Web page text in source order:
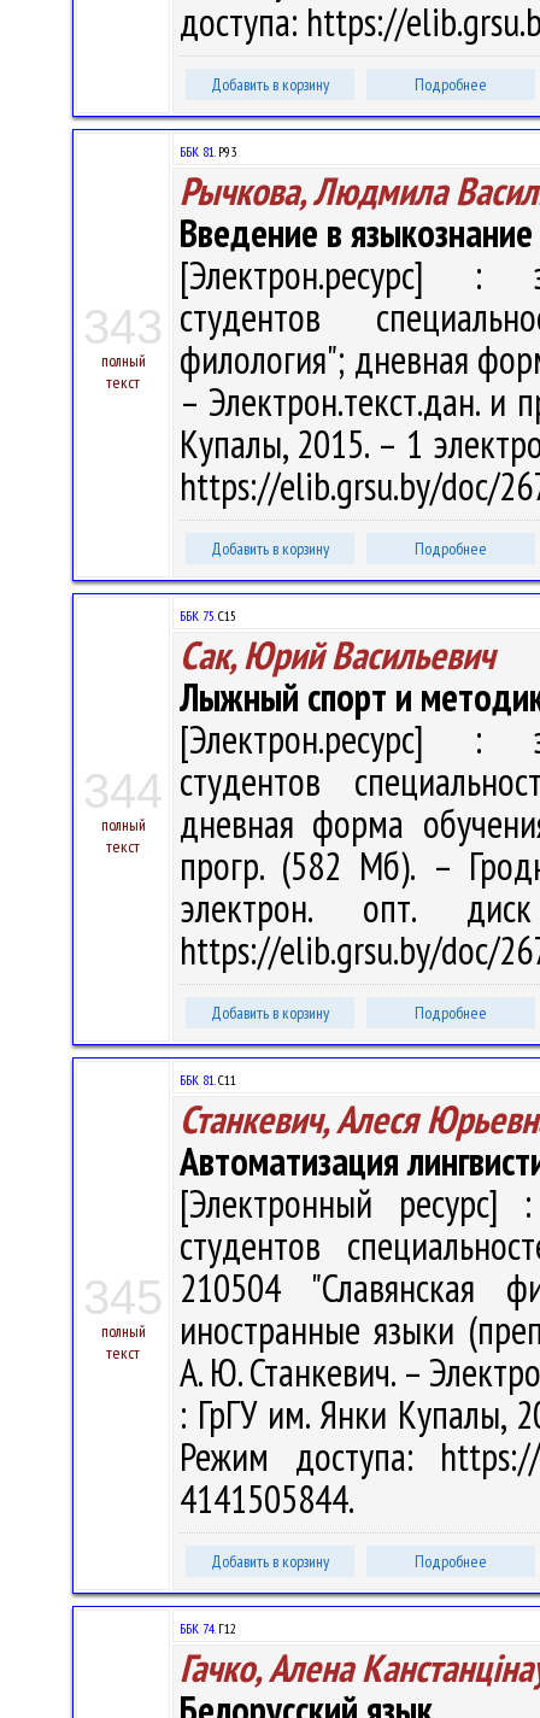
доступа: https://
Добавить в корзину Подробнее
343
полный
текст
ББК 81.Р93
Рычкова, Людмила
Введение в
[Электрон.ресурс] :
студентов
филология"; дневная
– Электрон.текст.дан. и
Купалы, 2015. – 1
https://elib.grsu.by/doc/
Добавить в корзину Подробнее
344
полный
текст
ББК 75.С15
Сак, Юрий Васильевич
Лыжный спорт и
[Электрон.ресурс] :
студентов
дневная форма
прогр. (582 Мб). –
электрон. опт.
https://elib.grsu.by/doc/
Добавить в корзину Подробнее
345
полный
текст
ББК 81.С11
Станкевич, Алеся
Автоматизация
[Электронный ресурс]
студентов
210504 "Славянская
иностранные языки
А. Ю. Станкевич. –
: ГрГУ им. Янки Купалы,
Режим доступа:
4141505844.
Добавить в корзину Подробнее
ББК 74.Г12
Гачко, Алена